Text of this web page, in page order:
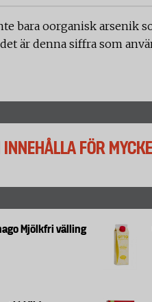
bara oorganisk arsenik
är denna siffra som
FÖR
Mjölkfri välling